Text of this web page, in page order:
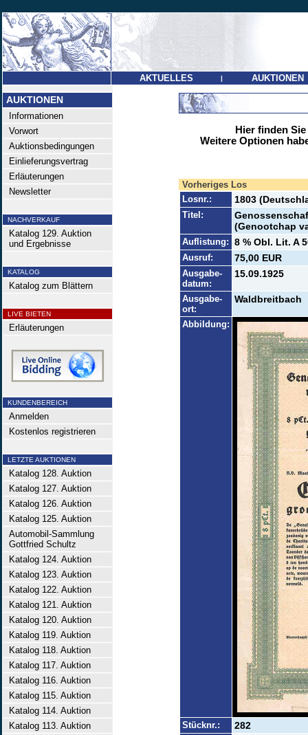
AKTUELLES | AUKTIONEN
AUKTIONEN
Informationen
Vorwort
Auktionsbedingungen
Einlieferungsvertrag
Erläuterungen
Newsletter
NACHVERKAUF
Katalog 129. Auktion
und Ergebnisse
KATALOG
Katalog zum Blättern
LIVE BIETEN
Erläuterungen
KUNDENBEREICH
Anmelden
Kostenlos registrieren
LETZTE AUKTIONEN
Katalog 128. Auktion
Katalog 127. Auktion
Katalog 126. Auktion
Katalog 125. Auktion
Automobil-Sammlung
Gottfried Schultz
Katalog 124. Auktion
Katalog 123. Auktion
Katalog 122. Auktion
Katalog 121. Auktion
Katalog 120. Auktion
Katalog 119. Auktion
Katalog 118. Auktion
Katalog 117. Auktion
Katalog 116. Auktion
Katalog 115. Auktion
Katalog 114. Auktion
Katalog 113. Auktion
Hier finden
Weitere Optionen
Vorheriges Los
Losnr.:
1803
Titel:
(Genootchap
Auflistung: 8 % Obl. Lit. A
Ausruf: 75,00 EUR
Ausgabe-
datum:
15.09.1925
Ausgabe-
ort:
Waldbreitbach
Abbildung:
Stücknr.: 282